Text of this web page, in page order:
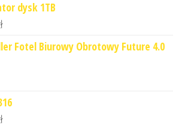
dysk 1TB
Fotel Biurowy Obrotowy Future 4.0